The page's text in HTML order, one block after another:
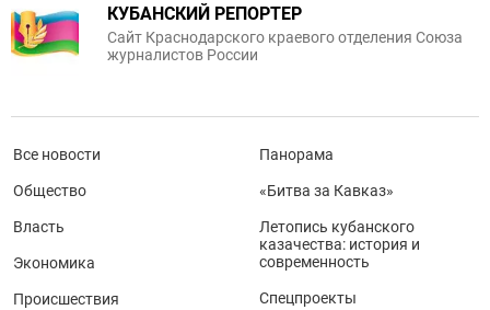
КУБАНСКИЙ РЕПОРТЕР
Сайт Краснодарского краевого отделения Союза
журналистов России
Все новости
Общество
Власть
Экономика
Происшествия
Панорама
«Битва за Кавказ»
Летопись кубанского
казачества: история и
современность
Спецпроекты